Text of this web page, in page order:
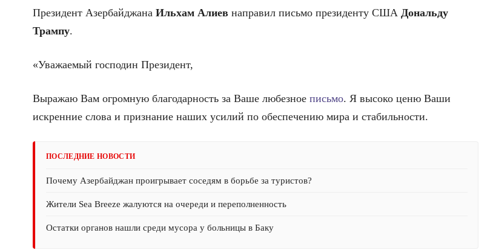
Президент Азербайджана Ильхам Алиев направил письмо президенту США Дональду
Трампу.
«Уважаемый господин Президент,
Выражаю Вам огромную благодарность за Ваше любезное письмо. Я высоко ценю Ваши
искренние слова и признание наших усилий по обеспечению мира и стабильности.
ПОСЛЕДНИЕ НОВОСТИ
Почему Азербайджан проигрывает соседям в борьбе за туристов?
Жители Sea Breeze жалуются на очереди и переполненность
Остатки органов нашли среди мусора у больницы в Баку